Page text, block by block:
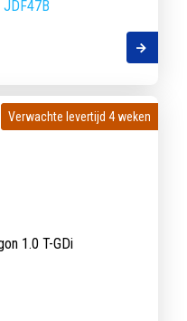
JDF47B
Verwachte levertijd 4 weken
Verwachte levertijd 4 weken